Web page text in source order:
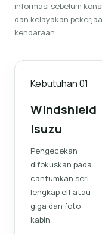
informasi sebelum
dan kelayakan
kendaraan.
Kebutuhan01
Windshield
Isuzu
Pengecekan
difokuskan pada
cantumkan seri
lengkap elf atau
giga dan foto
kabin.